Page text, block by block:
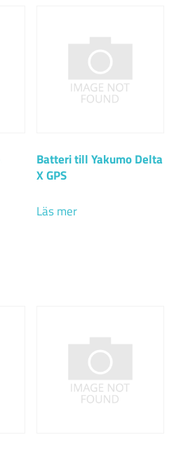
Batteri till Yakumo Delta
X GPS
Läs mer